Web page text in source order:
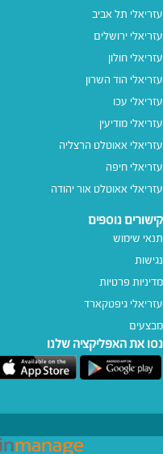
עזריאלי תל אביב
עזריאלי ירושלים
עזריאלי חולון
עזריאלי הוד השרון
עזריאלי עכו
עזריאלי מודיעין
עזריאלי אאוטלט הרצליה
עזריאלי חיפה
עזריאלי אאוטלט אור יהודה
קישורים נוספים
תנאי שימוש
נגישות
מדיניות פרטיות
עזריאלי גיפטקארד
מבצעים
נסו את האפליקציה שלנו